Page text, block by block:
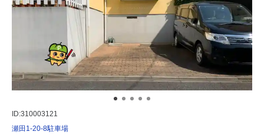
ID:310003121
瀬田1-20-8駐車場